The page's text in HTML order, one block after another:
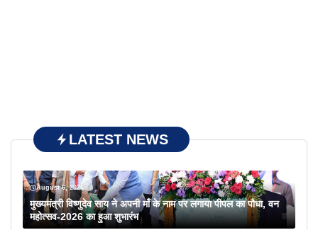
LATEST NEWS
August 6, 2026
मुख्यमंत्री विष्णुदेव साय ने अपनी माँ के नाम पर लगाया पीपल का पौधा, वन
महोत्सव-2026 का हुआ शुभारंभ